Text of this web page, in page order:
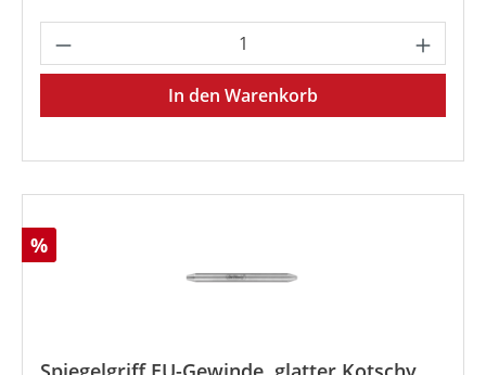
Produkt Anzahl: Gib den
In den Warenkorb
Rabatt
%